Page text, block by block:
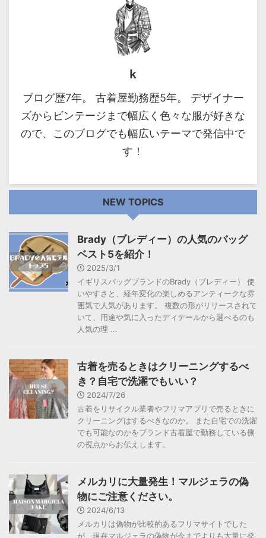
k
ブログ歴7年。 古着屋勤務歴5年。 デザイナー
ズからビンテージまで幅広く色々な服が好きな
ので、このブログでも幅広いテーマで発信中で
す！
NEW TOPICS
Brady（ブレディー）の人気のバッグ
ベスト5を紹介！
2025/3/1
イギリスバッグブランドのBrady（ブレディー） 使
いやすさと、経年変化の楽しめるアンティークな雰
囲気で人気があります。 複数の形がリリースされて
いて、用途や気に入ったディテールから選べるのも
人気の理 ...
古着を売るときはクリーニングするべ
き？自宅で洗濯でもいい？
2024/7/26
古着をリサイクル業者やフリマアプリで売るときに
クリーニングはするべきなのか。 また自宅での洗濯
でも可能なのかをブランド古着屋で勤務している側
の視点からお伝えします。
メルカリに大量発生！マルジェラの偽
物にご注意ください。
2024/6/13
メルカリは偽物が比較的あるフリマサイトでした
が、現在マルジェラの偽物が今までよりも大量に発